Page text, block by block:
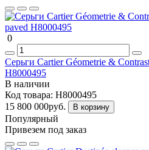
0
Серьги Cartier Géometrie &
H8000495
В наличии
Код товара: H8000495
15 800 000руб.
В корзину
Популярный
Привезем под заказ